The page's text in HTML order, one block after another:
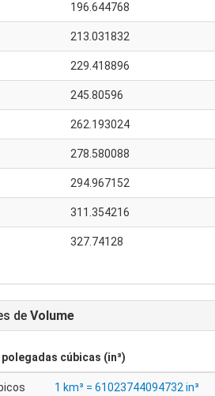
196.644768
213.031832
229.418896
245.80596
262.193024
278.580088
294.967152
311.354216
327.74128
de Volume
polegadas cúbicas (in³)
1 km³ = 61023744094732 in³